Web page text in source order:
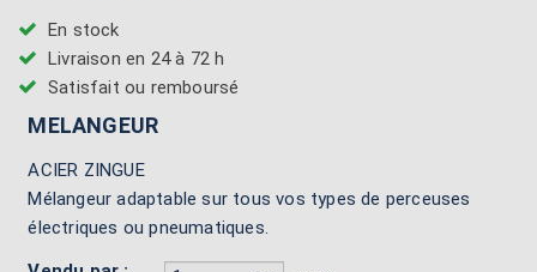
En stock
Livraison en 24 à 72 h
Satisfait ou remboursé
MELANGEUR
ACIER ZINGUE
Mélangeur adaptable sur tous vos types de perceuses
électriques ou pneumatiques.